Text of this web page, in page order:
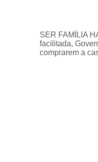
SER FAMÍLIA
facilitada,
comprarem a